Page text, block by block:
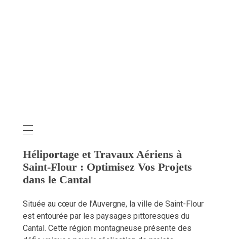
Héliportage et Travaux Aériens à
Saint-Flour : Optimisez Vos Projets
dans le Cantal
Située au cœur de l’Auvergne, la ville de Saint-Flour
est entourée par les paysages pittoresques du
Cantal. Cette région montagneuse présente des